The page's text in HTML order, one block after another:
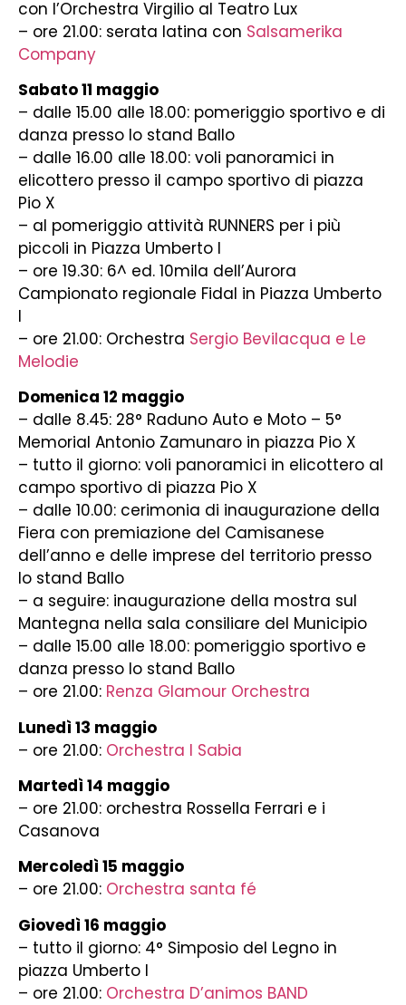
con l’Orchestra Virgilio al Teatro Lux
– ore 21.00: serata latina con Salsamerika
Company
Sabato 11 maggio
– dalle 15.00 alle 18.00: pomeriggio sportivo e di
danza presso lo stand Ballo
– dalle 16.00 alle 18.00: voli panoramici in
elicottero presso il campo sportivo di piazza
Pio X
– al pomeriggio attività RUNNERS per i più
piccoli in Piazza Umberto I
– ore 19.30: 6^ ed. 10mila dell’Aurora
Campionato regionale Fidal in Piazza Umberto
I
– ore 21.00: Orchestra Sergio Bevilacqua e Le
Melodie
Domenica 12 maggio
– dalle 8.45: 28° Raduno Auto e Moto – 5°
Memorial Antonio Zamunaro in piazza Pio X
– tutto il giorno: voli panoramici in elicottero al
campo sportivo di piazza Pio X
– dalle 10.00: cerimonia di inaugurazione della
Fiera con premiazione del Camisanese
dell’anno e delle imprese del territorio presso
lo stand Ballo
– a seguire: inaugurazione della mostra sul
Mantegna nella sala consiliare del Municipio
– dalle 15.00 alle 18.00: pomeriggio sportivo e
danza presso lo stand Ballo
– ore 21.00: Renza Glamour Orchestra
Lunedì 13 maggio
– ore 21.00: Orchestra I Sabia
Martedì 14 maggio
– ore 21.00: orchestra Rossella Ferrari e i
Casanova
Mercoledì 15 maggio
– ore 21.00: Orchestra santa fé
Giovedì 16 maggio
– tutto il giorno: 4° Simposio del Legno in
piazza Umberto I
– ore 21.00: Orchestra D’animos BAND